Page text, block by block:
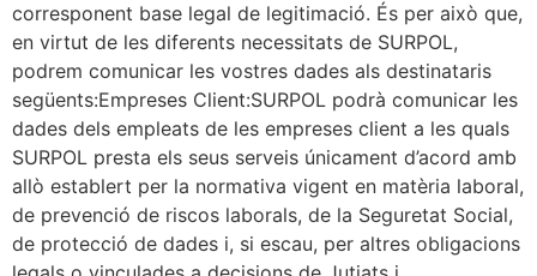
corresponent base legal de legitimació. És per això que,
en virtut de les diferents necessitats de SURPOL,
podrem comunicar les vostres dades als destinataris
següents:Empreses Client:SURPOL podrà comunicar les
dades dels empleats de les empreses client a les quals
SURPOL presta els seus serveis únicament d’acord amb
allò establert per la normativa vigent en matèria laboral,
de prevenció de riscos laborals, de la Seguretat Social,
de protecció de dades i, si escau, per altres obligacions